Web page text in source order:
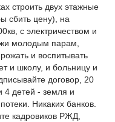
строить двух этажные
сбить цену), на
с электричеством и
молодым парам,
и воспитывать
и школу, и больницу и
договор, 20
4 детей - земля и
Никаких банков.
кадровиков РЖД,